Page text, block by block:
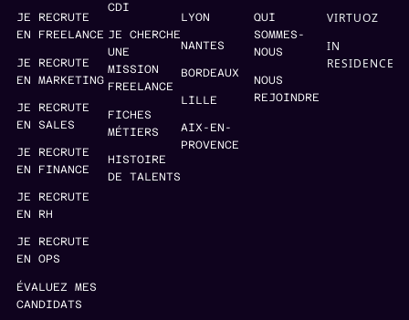
JE RECRUTE
EN FREELANCE
JE RECRUTE
EN MARKETING
JE RECRUTE
EN SALES
JE RECRUTE
EN FINANCE
JE RECRUTE
EN RH
JE RECRUTE
EN OPS
ÉVALUEZ MES
CANDIDATS
CDI
JE CHERCHE
UNE
MISSION
FREELANCE
FICHES
MÉTIERS
HISTOIRE
DE TALENTS
LYON
NANTES
BORDEAUX
LILLE
AIX-EN-
PROVENCE
QUI
SOMMES-
NOUS
NOUS
REJOINDRE
VIRTUOZ
IN
RESIDENCE